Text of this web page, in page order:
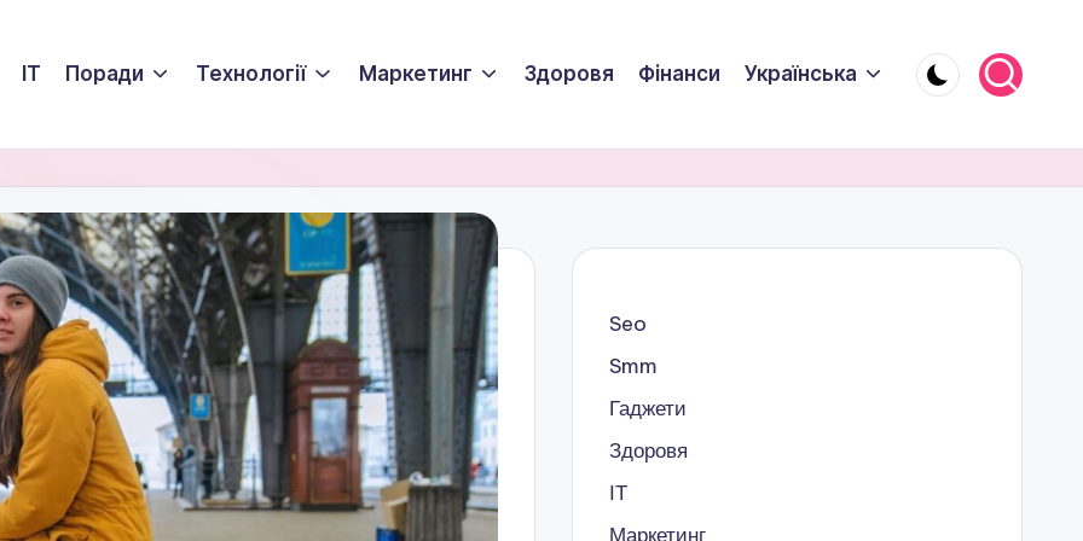
ІТ Поради Технології Маркетинг Здоровя Фінанси Українська
Seo
Smm
Гаджети
Здоровя
ІТ
Маркетинг